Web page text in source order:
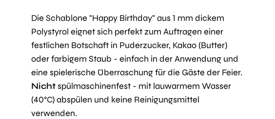
Die Schablone "Happy Birthday" aus 1 mm dickem
Polystyrol eignet sich perfekt zum Auftragen einer
festlichen Botschaft in Puderzucker, Kakao (Butter)
oder farbigem Staub - einfach in der Anwendung und
eine spielerische Überraschung für die Gäste der Feier.
Nichtspülmaschinenfest - mit lauwarmem Wasser
(40°C) abspülen und keine Reinigungsmittel
verwenden.